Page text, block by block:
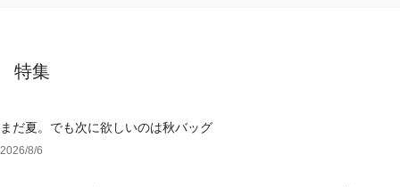
特集
まだ夏。でも次に欲しいのは秋バッグ
2026/8/6